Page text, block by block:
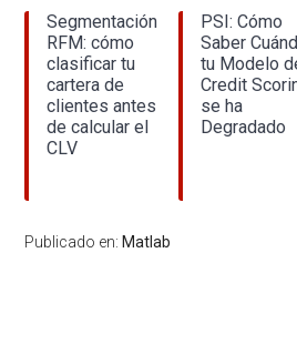
Segmentación
RFM: cómo
clasificar tu
cartera de
clientes antes
de calcular el
CLV
PSI: Cómo
Saber
tu Modelo
Credit
se ha
Degradado
Publicado en: Matlab